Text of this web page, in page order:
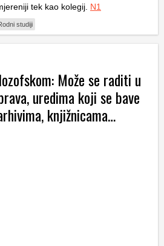
tek kao kolegij. N1
studiji
Može se raditi u
uredima koji se bave
knjižnicama…